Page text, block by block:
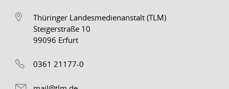
Thüringer Landesmedienanstalt (TLM)
Steigerstraße 10
99096 Erfurt
0361 21177-0